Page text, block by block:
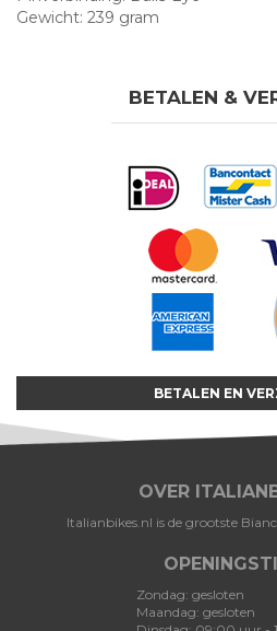
Gewicht: 239 gram
BETALEN &
BETALEN EN
OVER
Italianbikes.nl is de grootste
Zondag: gesloten
Maandag: gesloten